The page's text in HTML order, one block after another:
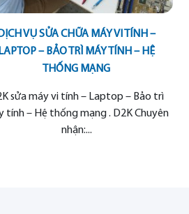
VỤ SỬA CHỮA MÁY VI TÍNH –
LAPTOP – BẢO TRÌ MÁY TÍNH – HỆ
THỐNG MẠNG
sửa máy vi tính – Laptop – Bảo trì
tính – Hệ thống mạng . D2K Chuyên
nhận:...